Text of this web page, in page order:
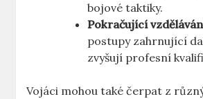
bojové taktiky.
Pokračující
postupy zahrnující
zvyšují profesní
Vojáci mohou také čerpat z